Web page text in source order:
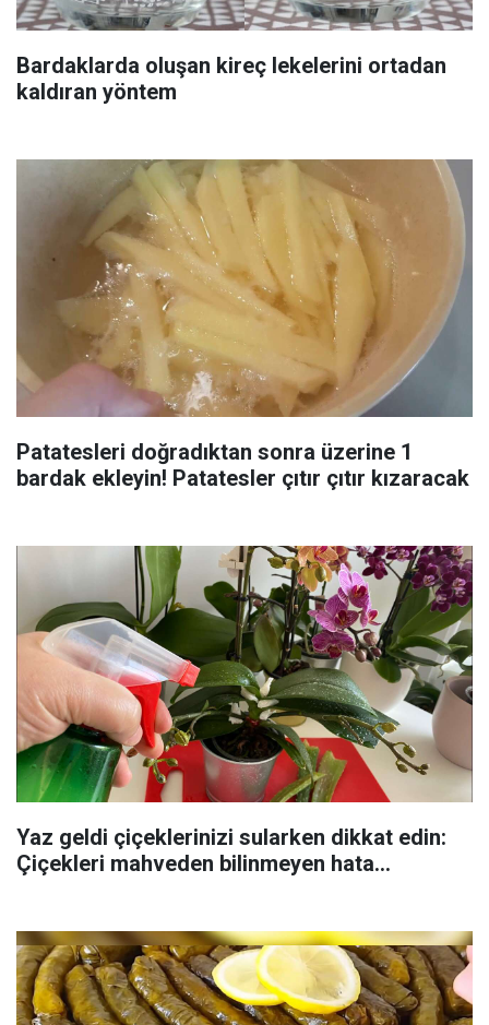
Bardaklarda oluşan kireç lekelerini ortadan
kaldıran yöntem
Patatesleri doğradıktan sonra üzerine 1
bardak ekleyin! Patatesler çıtır çıtır kızaracak
Yaz geldi çiçeklerinizi sularken dikkat edin:
Çiçekleri mahveden bilinmeyen hata...